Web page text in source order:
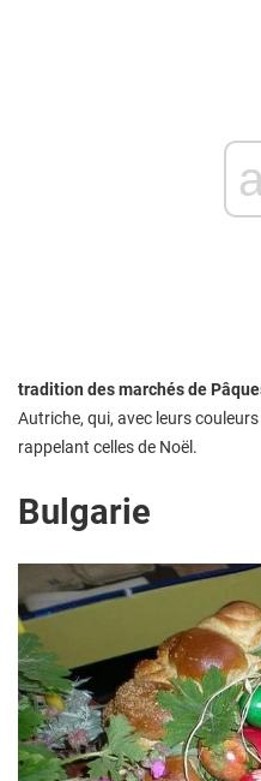
tradition des marchés de
Autriche, qui, avec leurs
rappelant celles de Noël.
Bulgarie